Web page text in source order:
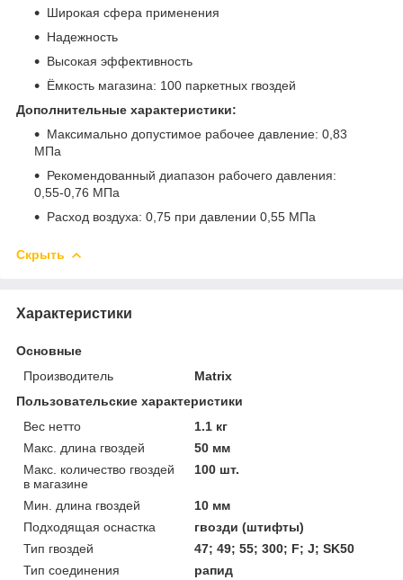
Широкая сфера применения
Надежность
Высокая эффективность
Ёмкость магазина: 100 паркетных гвоздей
Дополнительные характеристики:
Максимально допустимое рабочее давление: 0,83
МПа
Рекомендованный диапазон рабочего давления:
0,55-0,76 МПа
Расход воздуха: 0,75 при давлении 0,55 МПа
Скрыть
Характеристики
Основные
Производитель
Matrix
Пользовательские характеристики
Вес нетто
1.1 кг
Макс. длина гвоздей
50 мм
Макс. количество гвоздей
в магазине
100 шт.
Мин. длина гвоздей
10 мм
Подходящая оснастка
гвозди (штифты)
Тип гвоздей
47; 49; 55; 300; F; J; SK50
Тип соединения
рапид